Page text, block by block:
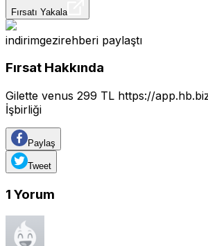
Fırsatı Yakala
indirimgezirehberi paylaştı
Fırsat Hakkında
Gilette venus 299 TL https://
İşbirliği
Paylaş
Tweet
1 Yorum